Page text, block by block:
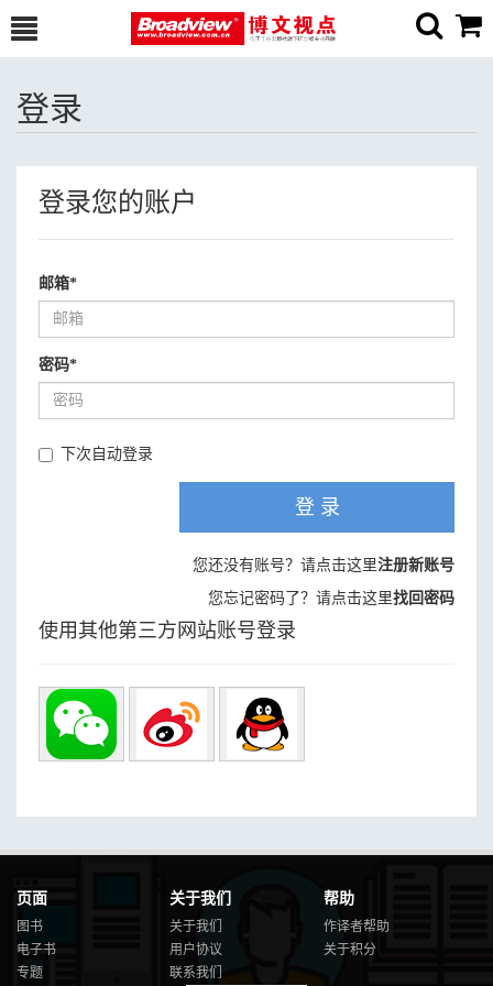
登录
登录您的账户
邮箱*
密码*
下次自动登录
登 录
您还没有账号？请点击这里注册新账号
您忘记密码了？请点击这里找回密码
使用其他第三方网站账号登录
页面
图书
电子书
专题
关于我们
关于我们
用户协议
联系我们
帮助
作译者帮助
关于积分